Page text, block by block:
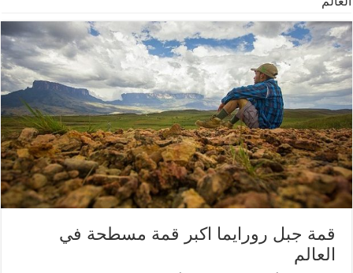
قمة جبل رورايما اكبر قمة مسطحة في
العالم